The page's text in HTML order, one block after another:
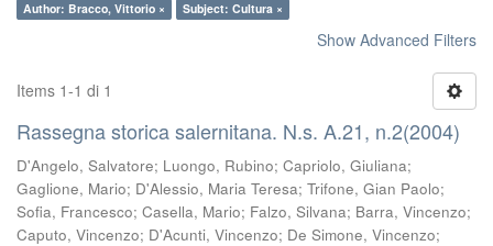
Author: Bracco, Vittorio ×
Subject: Cultura ×
Show Advanced Filters
Items 1-1 di 1
Rassegna storica salernitana. N.s. A.21, n.2(2004)
D'Angelo, Salvatore; Luongo, Rubino; Capriolo, Giuliana;
Gaglione, Mario; D'Alessio, Maria Teresa; Trifone, Gian Paolo;
Sofia, Francesco; Casella, Mario; Falzo, Silvana; Barra, Vincenzo;
Caputo, Vincenzo; D'Acunti, Vincenzo; De Simone, Vincenzo;